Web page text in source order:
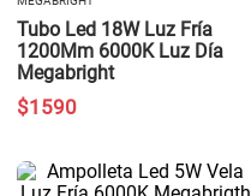
Tubo Led 18W Luz Fría
1200Mm 6000K Luz Día
Megabright
$1590